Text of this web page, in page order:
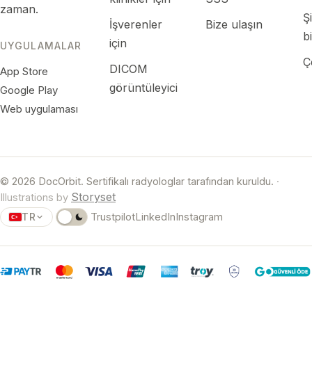
zaman.
UYGULAMALAR
App Store
Google Play
Web uygulaması
İşverenler
için
DICOM
görüntüleyici
Bize ulaşın
© 2026 DocOrbit. Sertifikalı radyologlar tarafından kuruldu. ·
Illustrations by Storyset
TR TrustpilotLinkedInInstagram